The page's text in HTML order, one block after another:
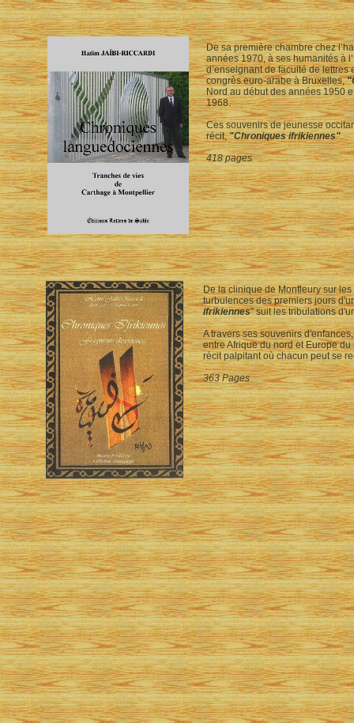
De sa première chambre chez
années 1970, à ses humanités à
d’enseignant de faculté de lettres
congrès euro-arabe à Bruxelles,
Nord au début des années 1950
1968.
Ces souvenirs de jeunesse
récit,"Chroniques ifrikiennes".
418 pages
De la clinique de Monfleury sur
turbulences des premiers jours
ifrikiennes" suit les tribulations
A travers ses souvenirs
entre Afrique du nord et Europe
récit palpitant où chacun peut se
363 Pages